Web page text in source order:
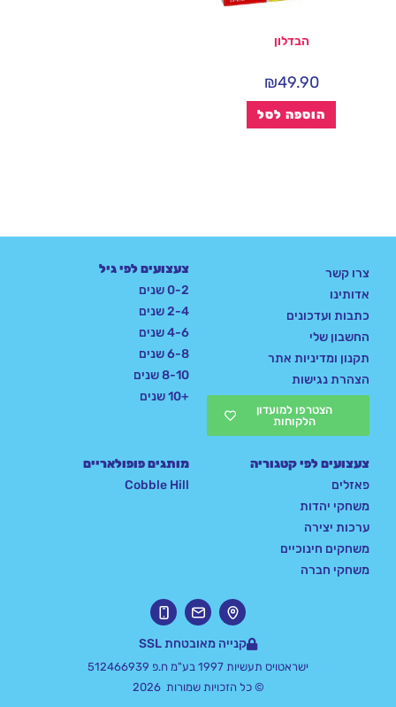
הבדלון
₪49.90
הוספה לסל
צרו קשר
אדותינו
כתבות ועדכונים
החשבון שלי
תקנון ומדיניות אתר
הצהרת נגישות
הצטרפו למועדון
הלקוחות
צעצועים לפי גיל
0-2 שנים
2-4 שנים
4-6 שנים
6-8 שנים
8-10 שנים
+10 שנים
צעצועים לפי קטגוריה
פאזלים
משחקי יהדות
ערכות יצירה
משחקים חינוכיים
משחקי חברה
מותגים פופולאריים
Cobble Hill
קנייה מאובטחת SSL
ישראטויס תעשיות 1997 בע"מ ח.פ 512466939
© כל הזכויות שמורות 2026